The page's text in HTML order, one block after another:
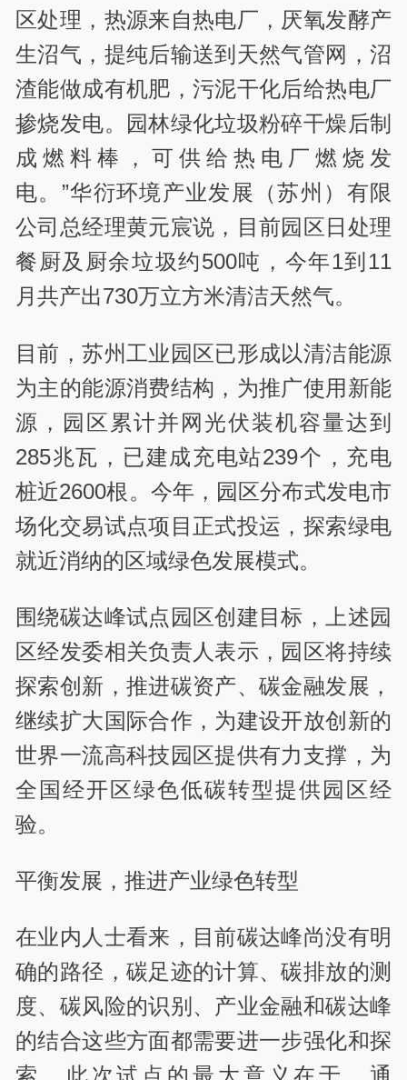
区处理，热源来自热电厂，厌氧发酵产
生沼气，提纯后输送到天然气管网，沼
渣能做成有机肥，污泥干化后给热电厂
掺烧发电。园林绿化垃圾粉碎干燥后制
成燃料棒，可供给热电厂燃烧发
电。”华衍环境产业发展（苏州）有限
公司总经理黄元宸说，目前园区日处理
餐厨及厨余垃圾约500吨，今年1到11
月共产出730万立方米清洁天然气。
目前，苏州工业园区已形成以清洁能源
为主的能源消费结构，为推广使用新能
源，园区累计并网光伏装机容量达到
285兆瓦，已建成充电站239个，充电
桩近2600根。今年，园区分布式发电市
场化交易试点项目正式投运，探索绿电
就近消纳的区域绿色发展模式。
围绕碳达峰试点园区创建目标，上述园
区经发委相关负责人表示，园区将持续
探索创新，推进碳资产、碳金融发展，
继续扩大国际合作，为建设开放创新的
世界一流高科技园区提供有力支撑，为
全国经开区绿色低碳转型提供园区经
验。
平衡发展，推进产业绿色转型
在业内人士看来，目前碳达峰尚没有明
确的路径，碳足迹的计算、碳排放的测
度、碳风险的识别、产业金融和碳达峰
的结合这些方面都需要进一步强化和探